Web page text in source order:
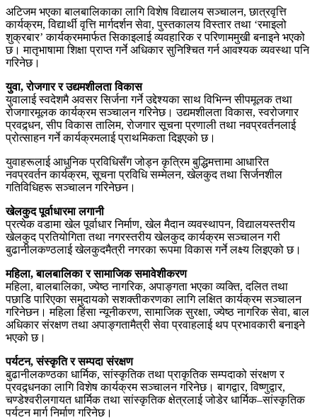
अटिजम भएका बालबालिकाका लागि विशेष विद्यालय सञ्चालन, छात्रवृत्ति
कार्यक्रम, विद्यार्थी वृत्ति मार्गदर्शन सेवा, पुस्तकालय विस्तार तथा ‘रमाइलो
शुक्रबार’ कार्यक्रममार्फत सिकाइलाई व्यवहारिक र परिणाममुखी बनाइने भएको
छ। मातृभाषामा शिक्षा प्राप्त गर्ने अधिकार सुनिश्चित गर्न आवश्यक व्यवस्था पनि
गरिनेछ।
युवा, रोजगार र उद्यमशीलता विकास
युवालाई स्वदेशमै अवसर सिर्जना गर्ने उद्देश्यका साथ विभिन्न सीपमूलक तथा
रोजगारमूलक कार्यक्रम सञ्चालन गरिनेछ। उद्यमशीलता विकास, स्वरोजगार
प्रवद्र्धन, सीप विकास तालिम, रोजगार सूचना प्रणाली तथा नवप्रवर्तनलाई
प्रोत्साहन गर्ने कार्यक्रमलाई प्राथमिकता दिइएको छ।
युवाहरूलाई आधुनिक प्रविधिसँग जोड्न कृत्रिम बुद्धिमत्तामा आधारित
नवप्रवर्तन कार्यक्रम, सूचना प्रविधि सम्मेलन, खेलकुद तथा सिर्जनशील
गतिविधिहरू सञ्चालन गरिनेछन।
खेलकुद पूर्वाधारमा लगानी
प्रत्येक वडामा खेल पूर्वाधार निर्माण, खेल मैदान व्यवस्थापन, विद्यालयस्तरीय
खेलकुद प्रतियोगिता तथा नगरस्तरीय खेलकुद कार्यक्रम सञ्चालन गरी
बुढानीलकण्ठलाई खेलकुदमैत्री नगरका रूपमा विकास गर्ने लक्ष्य लिइएको छ।
महिला, बालबालिका र सामाजिक समावेशीकरण
महिला, बालबालिका, ज्येष्ठ नागरिक, अपाङ्गता भएका व्यक्ति, दलित तथा
पछाडि पारिएका समुदायको सशक्तीकरणका लागि लक्षित कार्यक्रम सञ्चालन
गरिनेछन। महिला हिंसा न्यूनीकरण, सामाजिक सुरक्षा, ज्येष्ठ नागरिक सेवा, बाल
अधिकार संरक्षण तथा अपाङ्गतामैत्री सेवा प्रवाहलाई थप प्रभावकारी बनाइने
भएको छ।
पर्यटन, संस्कृति र सम्पदा संरक्षण
बुढानीलकण्ठका धार्मिक, सांस्कृतिक तथा प्राकृतिक सम्पदाको संरक्षण र
प्रवद्र्धनका लागि विशेष कार्यक्रम सञ्चालन गरिनेछ। बागद्वार, विष्णुद्वार,
चण्डेश्वरीलगायत धार्मिक तथा सांस्कृतिक क्षेत्रलाई जोडेर धार्मिक–सांस्कृतिक
पर्यटन मार्ग निर्माण गरिनेछ।